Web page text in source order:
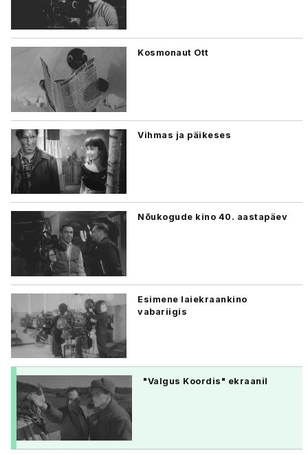
Kosmonaut Ott
Vihmas ja päikeses
Nõukogude kino 40. aastapäev
Esimene laiekraankino
vabariigis
"Valgus Koordis" ekraanil